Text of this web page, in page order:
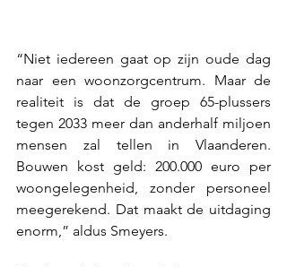
“Niet iedereen gaat op zijn oude dag
naar een woonzorgcentrum. Maar de
realiteit is dat de groep 65-plussers
tegen 2033 meer dan anderhalf miljoen
mensen zal tellen in Vlaanderen.
Bouwen kost geld: 200.000 euro per
woongelegenheid, zonder personeel
meegerekend. Dat maakt de uitdaging
enorm,” aldus Smeyers.